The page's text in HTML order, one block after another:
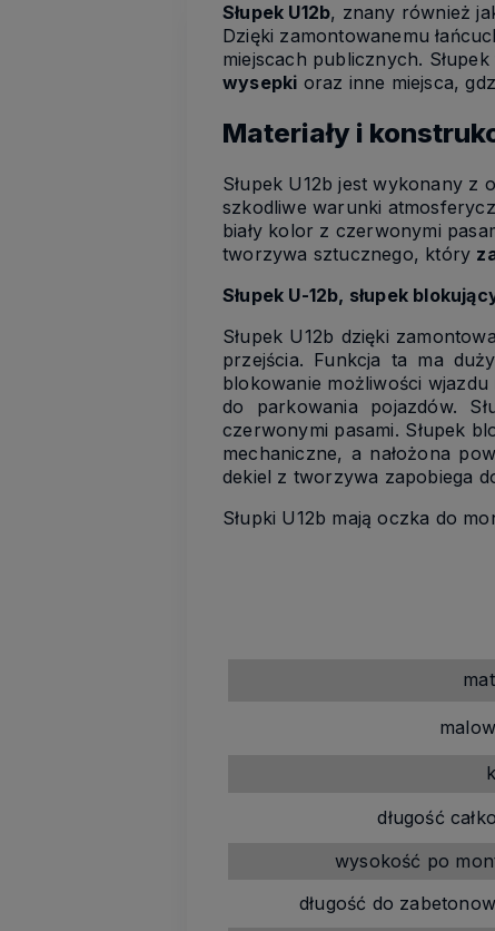
Słupek U12b, znany również
Dzięki zamontowanemu
miejscach publicznych.
wysepki oraz inne miejsca,
Materiały i
Słupek U12b jest wykonany
szkodliwe warunki
biały kolor z czerwonymi
tworzywa sztucznego, który
Słupek U-12b, słupek
Słupek U12b dzięki
przejścia. Funkcja ta ma
blokowanie możliwości
do parkowania pojazdów.
czerwonymi pasami. Słupek
mechaniczne, a nałożona
dekiel z tworzywa zapobiega
Słupki U12b mają oczka do
długość
wysokość po
długość do